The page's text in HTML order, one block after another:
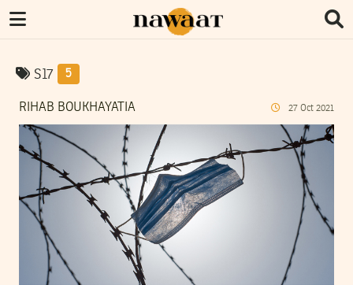
S17 5
RIHAB BOUKHAYATIA 27 Oct 2021